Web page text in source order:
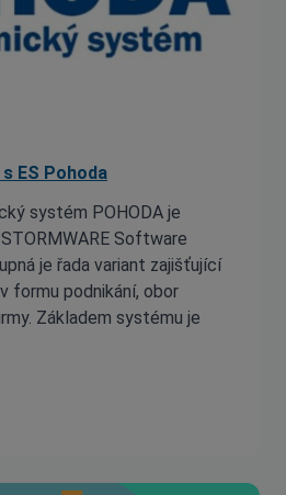
ES Pohoda
systém POHODA je
Software
je řada variant zajišťující
formu podnikání, obor
Základem systému je